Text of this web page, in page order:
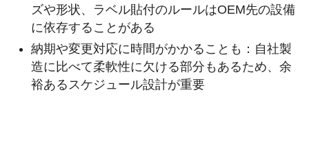
ズや形状、ラベル貼付のルールはOEM先の設備
に依存することがある
納期や変更対応に時間がかかることも：自社製
造に比べて柔軟性に欠ける部分もあるため、余
裕あるスケジュール設計が重要